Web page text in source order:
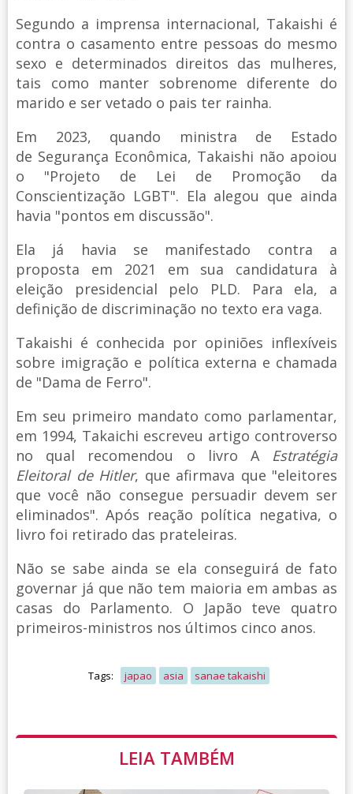
Segundo a imprensa internacional, Takaishi é
contra o casamento entre pessoas do mesmo
sexo e determinados direitos das mulheres,
tais como manter sobrenome diferente do
marido e ser vetado o pais ter rainha.
Em 2023, quando ministra de Estado
de Segurança Econômica, Takaishi não apoiou
o "Projeto de Lei de Promoção da
Conscientização LGBT". Ela alegou que ainda
havia "pontos em discussão".
Ela já havia se manifestado contra a
proposta em 2021 em sua candidatura à
eleição presidencial pelo PLD. Para ela, a
definição de discriminação no texto era vaga.
Takaishi é conhecida por opiniões inflexíveis
sobre imigração e política externa e chamada
de "Dama de Ferro".
Em seu primeiro mandato como parlamentar,
em 1994, Takaichi escreveu artigo controverso
no qual recomendou o livro AEstratégia
Eleitoral de Hitler, que afirmava que "eleitores
que você não consegue persuadir devem ser
eliminados". Após reação política negativa, o
livro foi retirado das prateleiras.
Não se sabe ainda se ela conseguirá de fato
governar já que não tem maioria em ambas as
casas do Parlamento. O Japão teve quatro
primeiros-ministros nos últimos cinco anos.
Tags: japao asia sanae takaishi
LEIA TAMBÉM